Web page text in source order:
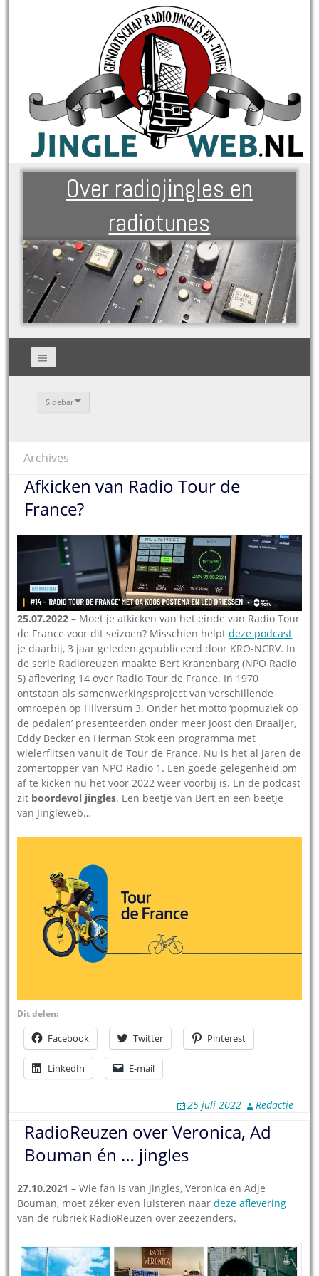
Over radiojingles en
radiotunes
Sidebar
Archives
Afkicken van Radio Tour de
France?
25.07.2022 – Moet je afkicken van het einde van Radio Tour
de France voor dit seizoen? Misschien helptdeze podcast
je daarbij, 3 jaar geleden gepubliceerd door KRO-NCRV. In
de serie Radioreuzen maakte Bert Kranenbarg (NPO Radio
5) aflevering 14 over Radio Tour de France. In 1970
ontstaan als samenwerkingsproject van verschillende
omroepen op Hilversum 3. Onder het motto ‘popmuziek op
de pedalen’ presenteerden onder meer Joost den Draaijer,
Eddy Becker en Herman Stok een programma met
wielerflitsen vanuit de Tour de France. Nu is het al jaren de
zomertopper van NPO Radio 1. Een goede gelegenheid om
af te kicken nu het voor 2022 weer voorbij is. En de podcast
zit boordevol jingles. Een beetje van Bert en een beetje
van Jingleweb…
Dit delen:
Facebook Twitter Pinterest
LinkedIn E-mail
25 juli 2022 Redactie
RadioReuzen over Veronica, Ad
Bouman én … jingles
27.10.2021 – Wie fan is van jingles, Veronica en Adje
Bouman, moet zéker even luisteren naardezeaflevering
van de rubriek RadioReuzen over zeezenders.